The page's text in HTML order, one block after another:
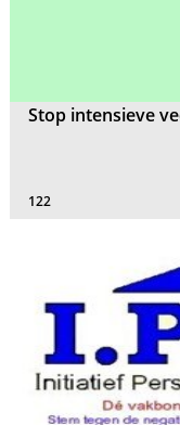
Stop intensieve
122